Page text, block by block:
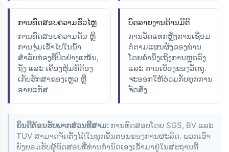
ການທົດສອບຄວາມຮົ່ວໄຫຼ
ການທົດສອບຄວາມດັນ ຫຼື
ການຈຸ່ມເຂົ້າໄປໃນນ້ຳ
ສຳລັບກ່ອງທີ່ປິດຢ່າງແໜ້ນ,
ຖັງ ແລະ ເຄື່ອງຫຸ້ມທີ່ຕ້ອງ
ເກັບຮັກສາຂອງເຫຼວ ຫຼື
ອາຍແກັສ
ບົດລາຍງານດ້ານມິຕິ
ການວັດແທກຫຼັງການເຊື່ອມ
ຕໍ່ຕາມແຜນຜັງຂອງທ່ານ
ໂດຍຄຳນຶງເຖິງການຫຼຸດລົງ
ແລະ ການເບື່ອງຂອງວັດຖຸ.
ຈະອອກໃຫ້ຮ່ວມກັບທຸກການ
ຈັດສົ່ງ
ຍິນດີຕ້ອນຮັບພາກສ່ວນທີສາມ: ການທົດສອບໂດຍ SGS, BV ແລະ
TUV ສາມາດຈັດຕັ້ງໄດ້ໃນທຸກຂັ້ນຕອນຂອງການຜະລິດ. ພວກເຮົາ
ຍັງຍອມຮັບຜູ້ທົດສອບທີ່ທ່ານກຳນົດເອງເຂົ້າມາຢູ່ໃນສະຖານທີ່